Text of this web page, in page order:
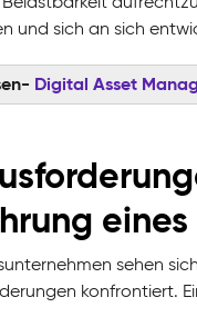
und sich an sich
Digital Asset
sehen
konfrontiert.